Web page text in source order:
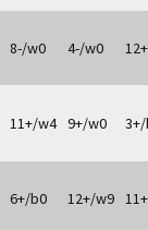
8-/w0 4-/w0
11+/w4 9+/w0
6+/b0 12+/w9